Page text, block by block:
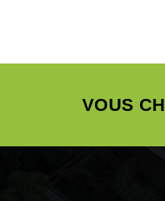
VOUS